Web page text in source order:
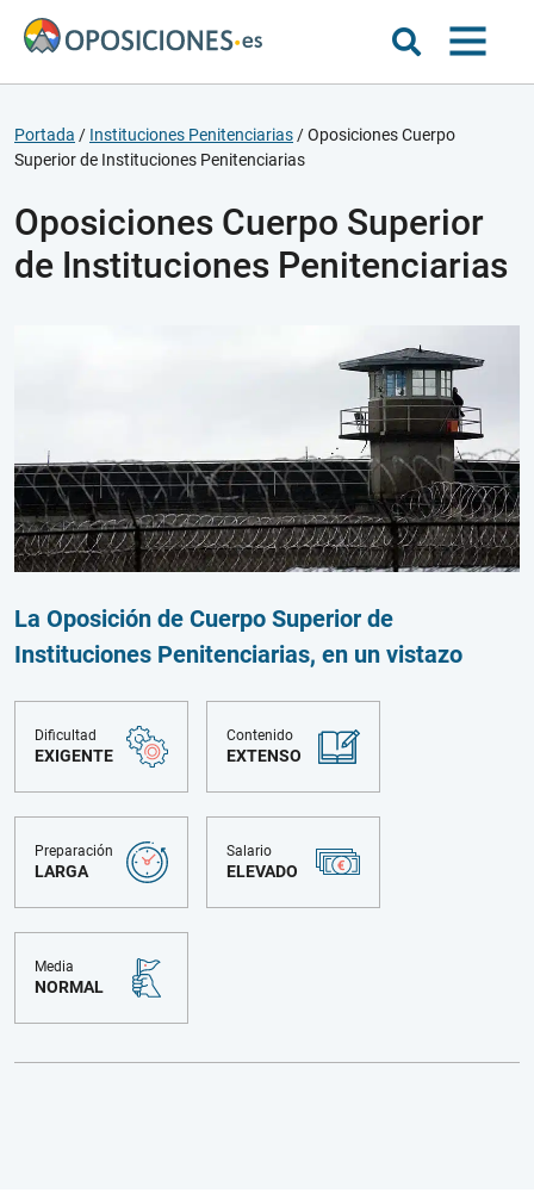
Portada / Instituciones Penitenciarias /Oposiciones Cuerpo
Superior de Instituciones Penitenciarias
Oposiciones Cuerpo Superior
de Instituciones Penitenciarias
La Oposición de Cuerpo Superior de
Instituciones Penitenciarias, en un vistazo
Dificultad
EXIGENTE
Contenido
EXTENSO
Preparación
LARGA
Salario
ELEVADO
Media
NORMAL